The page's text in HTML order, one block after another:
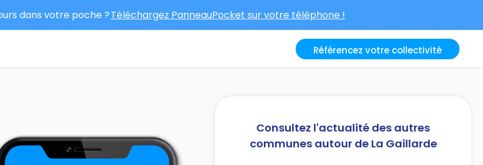
dans votre poche ?Téléchargez PanneauPocket sur votre téléphone !
Référencez votre collectivité
Consultez l'actualité des autres
communes autour de La Gaillarde